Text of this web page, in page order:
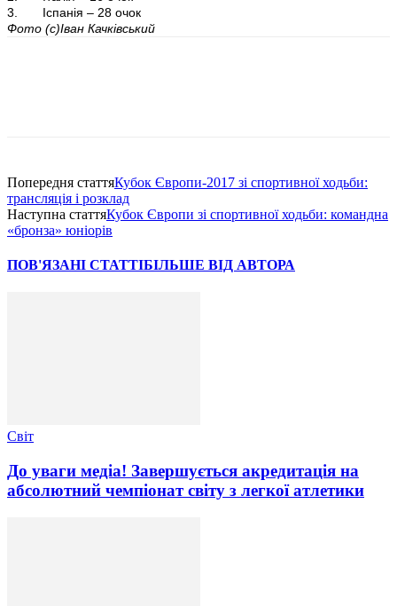
3. Іспанія – 28 очок
Фото (с)Іван Качківський
Попередня статтяКубок Європи-2017 зі спортивної ходьби:
трансляція і розклад
Наступна статтяКубок Європи зі спортивної ходьби: командна
«бронза» юніорів
ПОВ'ЯЗАНІ СТАТТІБІЛЬШЕ ВІД АВТОРА
Світ
До уваги медіа! Завершується акредитація на
абсолютний чемпіонат світу з легкої атлетики